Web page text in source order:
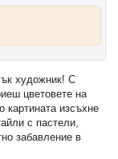
художник! С
цветовете на
картината изсъхне
с пастели,
забавление в